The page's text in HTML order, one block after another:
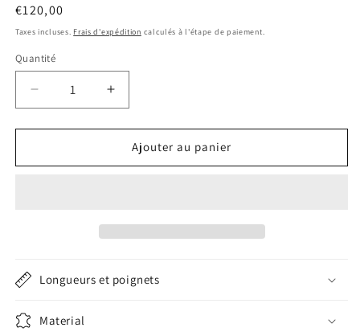
22 - 16 mm
23 - 18 mm
Prix
habituel
€120,00
Taxes incluses. Frais d'expédition calculés à l'étape de paiement.
Quantité
Quantité
Réduire
la
quantité
Bracelet
Augmenter
la
quantité
Bracelet
Ajouter au panier
Longueurs et poignets
Material